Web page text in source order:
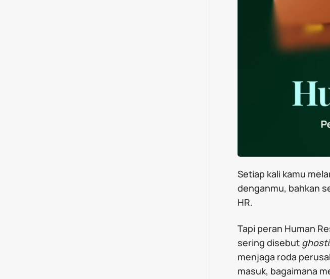
Setiap kali kamu
denganmu, bahkan
HR.
Tapi peran Human
sering disebut
menjaga roda
masuk, bagaimana